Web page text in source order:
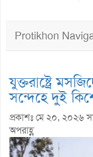
Protikhon
যুক্তরাষ্ট্রে
সন্দেহে দুই
প্রকাশঃ মে ২০, ২০২৬
অপরাহ্ণ